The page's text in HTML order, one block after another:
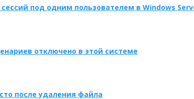
под одним пользователем в Windows
отключено в этой системе
после удаления файла